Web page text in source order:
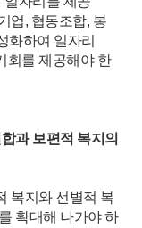
업, 협동조합, 봉
화하여 일자리
회를 제공해야 한
과 보편적 복지의
복지와 선별적 복
확대해 나가야 하